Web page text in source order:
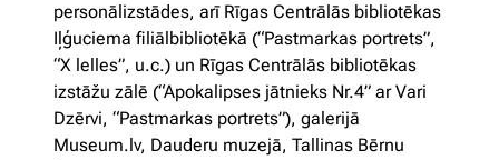
personālizstādes, arī Rīgas Centrālās bibliotēkas
Iļģuciema filiālbibliotēkā (“Pastmarkas portrets”,
“X lelles”, u.c.) un Rīgas Centrālās bibliotēkas
izstāžu zālē (“Apokalipses jātnieks Nr.4” ar Vari
Dzērvi, “Pastmarkas portrets”), galerijā
Museum.lv, Dauderu muzejā, Tallinas Bērnu